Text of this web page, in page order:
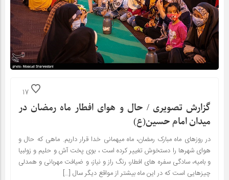
17
گزارش تصویری / حال و هوای افطار ماه رمضان در
میدان امام حسین(ع)
در روزهای ماه مبارک رمضان، ماه میهمانی خدا قرار داریم. ماهی که حال و
هوای شهرها را دستخوش تغییر کرده است ، بوی پخت آش و حلیم و زولبیا
و بامیه، سادگی سفره های افطار، رنگ راز و نیاز، و ضیافت مهربانی و همدلی
چیزهایی است که در این ماه بیشتر از مواقع دیگر سال […]